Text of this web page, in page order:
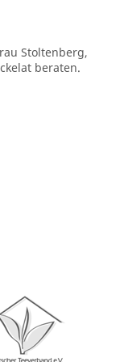
Stoltenberg,
beraten.